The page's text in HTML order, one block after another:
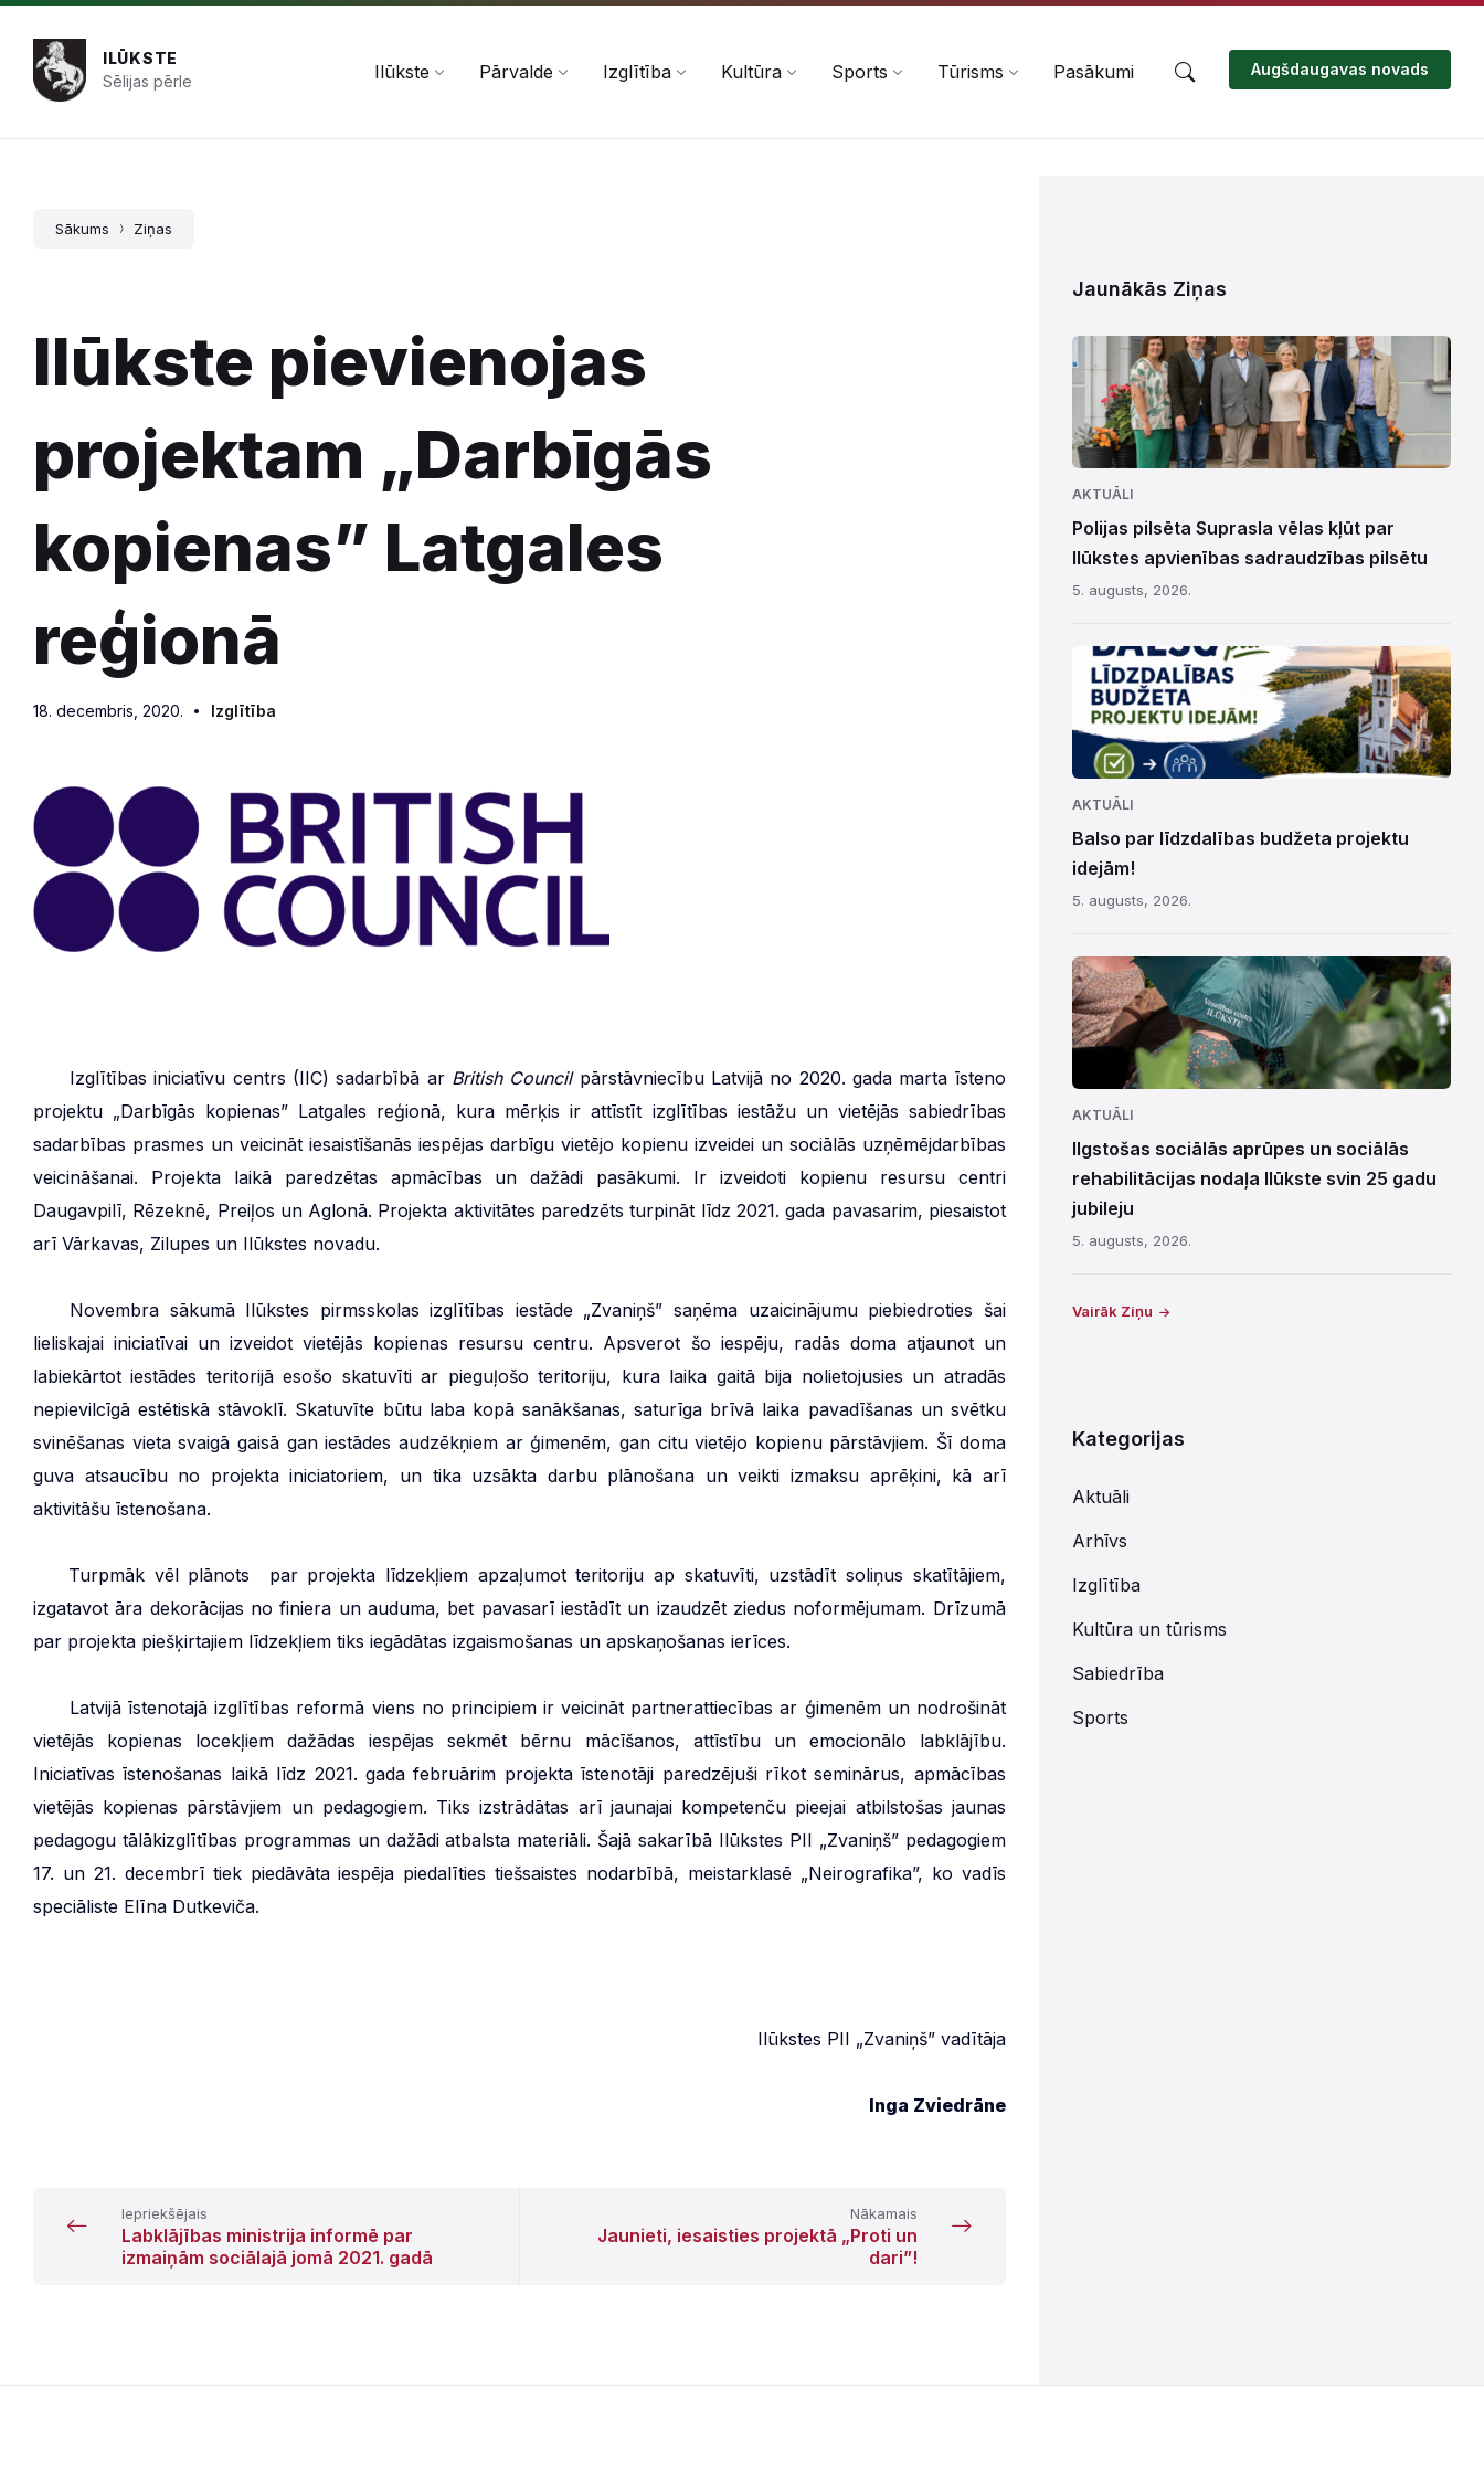
Pāriet
saturu
Skip
navigation
Skip
footer
ILŪKSTE
Sēlijas pērle
Ilūkste Pārvalde Izglītība Kultūra Sports Tūrisms Pasākumi Augšdaugavas novads
Sākums Ziņas
Ilūkste pievienojas
projektam „Darbīgās
kopienas” Latgales
reģionā
18. decembris, 2020. Izglītība
Izglītības iniciatīvu centrs (IIC) sadarbībā ar British Councilpārstāvniecību Latvijā no 2020. gada marta īsteno
projektu „Darbīgās kopienas” Latgales reģionā, kura mērķis ir attīstīt izglītības iestāžu un vietējās sabiedrības
sadarbības prasmes un veicināt iesaistīšanās iespējas darbīgu vietējo kopienu izveidei un sociālās uzņēmējdarbības
veicināšanai. Projekta laikā paredzētas apmācības un dažādi pasākumi. Ir izveidoti kopienu resursu centri
Daugavpilī, Rēzeknē, Preiļos un Aglonā. Projekta aktivitātes paredzēts turpināt līdz 2021. gada pavasarim, piesaistot
arī Vārkavas, Zilupes un Ilūkstes novadu.
Novembra sākumā Ilūkstes pirmsskolas izglītības iestāde „Zvaniņš” saņēma uzaicinājumu piebiedroties šai
lieliskajai iniciatīvai un izveidot vietējās kopienas resursu centru. Apsverot šo iespēju, radās doma atjaunot un
labiekārtot iestādes teritorijā esošo skatuvīti ar pieguļošo teritoriju, kura laika gaitā bija nolietojusies un atradās
nepievilcīgā estētiskā stāvoklī. Skatuvīte būtu laba kopā sanākšanas, saturīga brīvā laika pavadīšanas un svētku
svinēšanas vieta svaigā gaisā gan iestādes audzēkņiem ar ģimenēm, gan citu vietējo kopienu pārstāvjiem. Šī doma
guva atsaucību no projekta iniciatoriem, un tika uzsākta darbu plānošana un veikti izmaksu aprēķini, kā arī
aktivitāšu īstenošana.
Turpmāk vēl plānots par projekta līdzekļiem apzaļumot teritoriju ap skatuvīti, uzstādīt soliņus skatītājiem,
izgatavot āra dekorācijas no finiera un auduma, bet pavasarī iestādīt un izaudzēt ziedus noformējumam. Drīzumā
par projekta piešķirtajiem līdzekļiem tiks iegādātas izgaismošanas un apskaņošanas ierīces.
Latvijā īstenotajā izglītības reformā viens no principiem ir veicināt partnerattiecības ar ģimenēm un nodrošināt
vietējās kopienas locekļiem dažādas iespējas sekmēt bērnu mācīšanos, attīstību un emocionālo labklājību.
Iniciatīvas īstenošanas laikā līdz 2021. gada februārim projekta īstenotāji paredzējuši rīkot seminārus, apmācības
vietējās kopienas pārstāvjiem un pedagogiem. Tiks izstrādātas arī jaunajai kompetenču pieejai atbilstošas jaunas
pedagogu tālākizglītības programmas un dažādi atbalsta materiāli. Šajā sakarībā Ilūkstes PII „Zvaniņš” pedagogiem
17. un 21. decembrī tiek piedāvāta iespēja piedalīties tiešsaistes nodarbībā, meistarklasē „Neirografika”, ko vadīs
speciāliste Elīna Dutkeviča.
Ilūkstes PII „Zvaniņš” vadītāja
Inga Zviedrāne
Iepriekšējais
Labklājības ministrija informē par
izmaiņām sociālajā jomā 2021. gadā
Nākamais
Jaunieti, iesaisties projektā „Proti un
dari”!
Jaunākās Ziņas
AKTUĀLI
Polijas pilsēta Suprasla vēlas kļūt par
Ilūkstes apvienības sadraudzības pilsētu
5. augusts, 2026.
AKTUĀLI
Balso par līdzdalības budžeta projektu
idejām!
5. augusts, 2026.
AKTUĀLI
Ilgstošas sociālās aprūpes un sociālās
rehabilitācijas nodaļa Ilūkste svin 25 gadu
jubileju
5. augusts, 2026.
Vairāk Ziņu
Kategorijas
Aktuāli
Arhīvs
Izglītība
Kultūra un tūrisms
Sabiedrība
Sports